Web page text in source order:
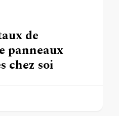
de
panneaux
chez soi